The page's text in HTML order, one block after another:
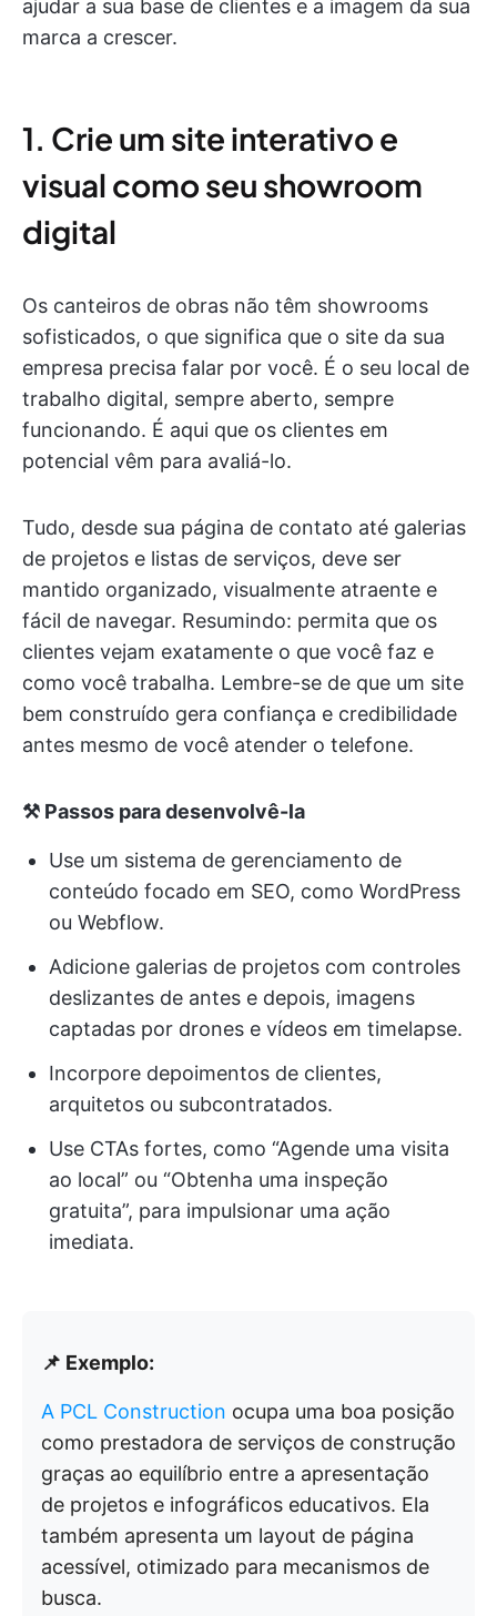
ajudar a sua base de clientes e a imagem da sua
marca a crescer.
1. Crie um site interativo e
visual como seu showroom
digital
Os canteiros de obras não têm showrooms
sofisticados, o que significa que o site da sua
empresa precisa falar por você. É o seu local de
trabalho digital, sempre aberto, sempre
funcionando. É aqui que os clientes em
potencial vêm para avaliá-lo.
Tudo, desde sua página de contato até galerias
de projetos e listas de serviços, deve ser
mantido organizado, visualmente atraente e
fácil de navegar. Resumindo: permita que os
clientes vejam exatamente o que você faz e
como você trabalha. Lembre-se de que um site
bem construído gera confiança e credibilidade
antes mesmo de você atender o telefone.
⚒️ Passos para desenvolvê-la
Use um sistema de gerenciamento de
conteúdo focado em SEO, como WordPress
ou Webflow.
Adicione galerias de projetos com controles
deslizantes de antes e depois, imagens
captadas por drones e vídeos em timelapse.
Incorpore depoimentos de clientes,
arquitetos ou subcontratados.
Use CTAs fortes, como “Agende uma visita
ao local” ou “Obtenha uma inspeção
gratuita”, para impulsionar uma ação
imediata.
📌 Exemplo:
A PCL Construction ocupa uma boa posição
como prestadora de serviços de construção
graças ao equilíbrio entre a apresentação
de projetos e infográficos educativos. Ela
também apresenta um layout de página
acessível, otimizado para mecanismos de
busca.